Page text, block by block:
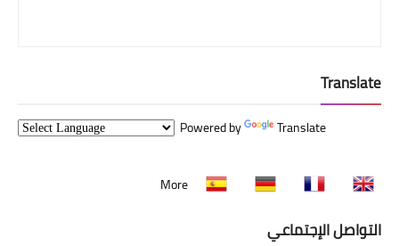
Translate
Powered by Translate
More
التواصل الإجتماعي